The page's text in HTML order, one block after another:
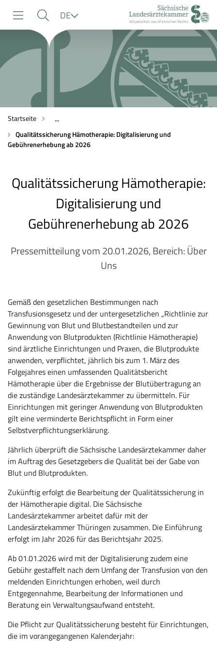
Navigation
Suche
Inhalt
DE
Startseite
...
Qualitätssicherung Hämotherapie: Digitalisierung und
Gebührenerhebung ab 2026
Qualitätssicherung Hämotherapie:
Digitalisierung und
Gebührenerhebung ab 2026
Pressemitteilung vom 20.01.2026, Bereich: Über
Uns
Gemäß den gesetzlichen Bestimmungen nach
Transfusionsgesetz und der untergesetzlichen „Richtlinie zur
Gewinnung von Blut und Blutbestandteilen und zur
Anwendung von Blutprodukten (Richtlinie Hämotherapie)
sind ärztliche Einrichtungen und Praxen, die Blutprodukte
anwenden, verpflichtet, jährlich bis zum 1. März des
Folgejahres einen umfassenden Qualitätsbericht
Hämotherapie über die Ergebnisse der Blutübertragung an
die zuständige Landesärztekammer zu übermitteln. Für
Einrichtungen mit geringer Anwendung von Blutprodukten
gilt eine verminderte Berichtspflicht in Form einer
Selbstverpflichtungserklärung.
Jährlich überprüft die Sächsische Landesärztekammer daher
im Auftrag des Gesetzgebers die Qualität bei der Gabe von
Blut und Blutprodukten.
Zukünftig erfolgt die Bearbeitung der Qualitätssicherung in
der Hämotherapie digital. Die Sächsische
Landesärztekammer arbeitet dafür mit der
Landesärztekammer Thüringen zusammen. Die Einführung
erfolgt im Jahr 2026 für das Berichtsjahr 2025.
Ab 01.01.2026 wird mit der Digitalisierung zudem eine
Gebühr gestaffelt nach dem Umfang der Transfusion von den
meldenden Einrichtungen erhoben, weil durch
Entgegennahme, Bearbeitung der Informationen und
Beratung ein Verwaltungsaufwand entsteht.
Die Pflicht zur Qualitätssicherung besteht für Einrichtungen,
die im vorangegangenen Kalenderjahr: